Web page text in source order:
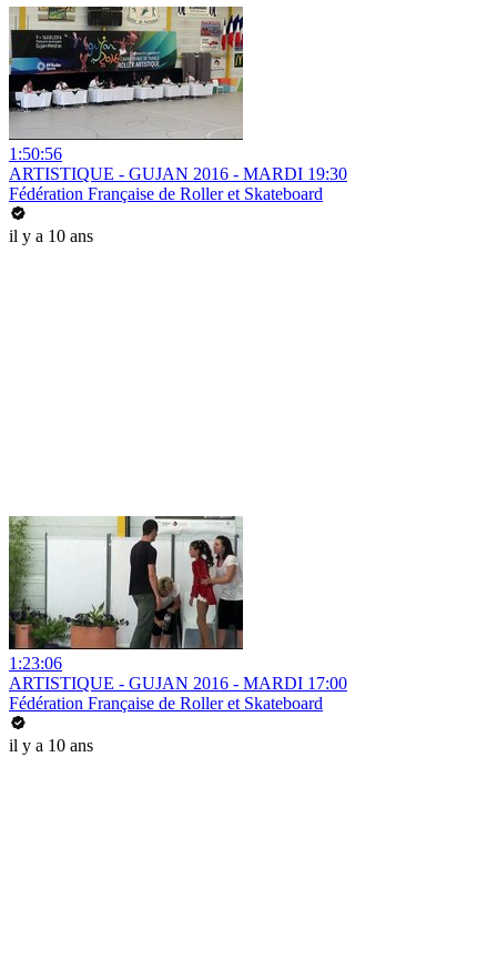
1:50:56
ARTISTIQUE - GUJAN 2016 - MARDI 19:30
Fédération Française de Roller et Skateboard
il y a 10 ans
1:23:06
ARTISTIQUE - GUJAN 2016 - MARDI 17:00
Fédération Française de Roller et Skateboard
il y a 10 ans